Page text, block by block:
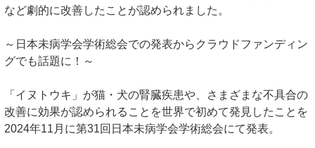
など劇的に改善したことが認められました。
～日本未病学会学術総会での発表からクラウドファンディン
グでも話題に！～
「イヌトウキ」が猫・犬の腎臓疾患や、さまざまな不具合の
改善に効果が認められることを世界で初めて発見したことを
2024年11月に第31回日本未病学会学術総会にて発表。